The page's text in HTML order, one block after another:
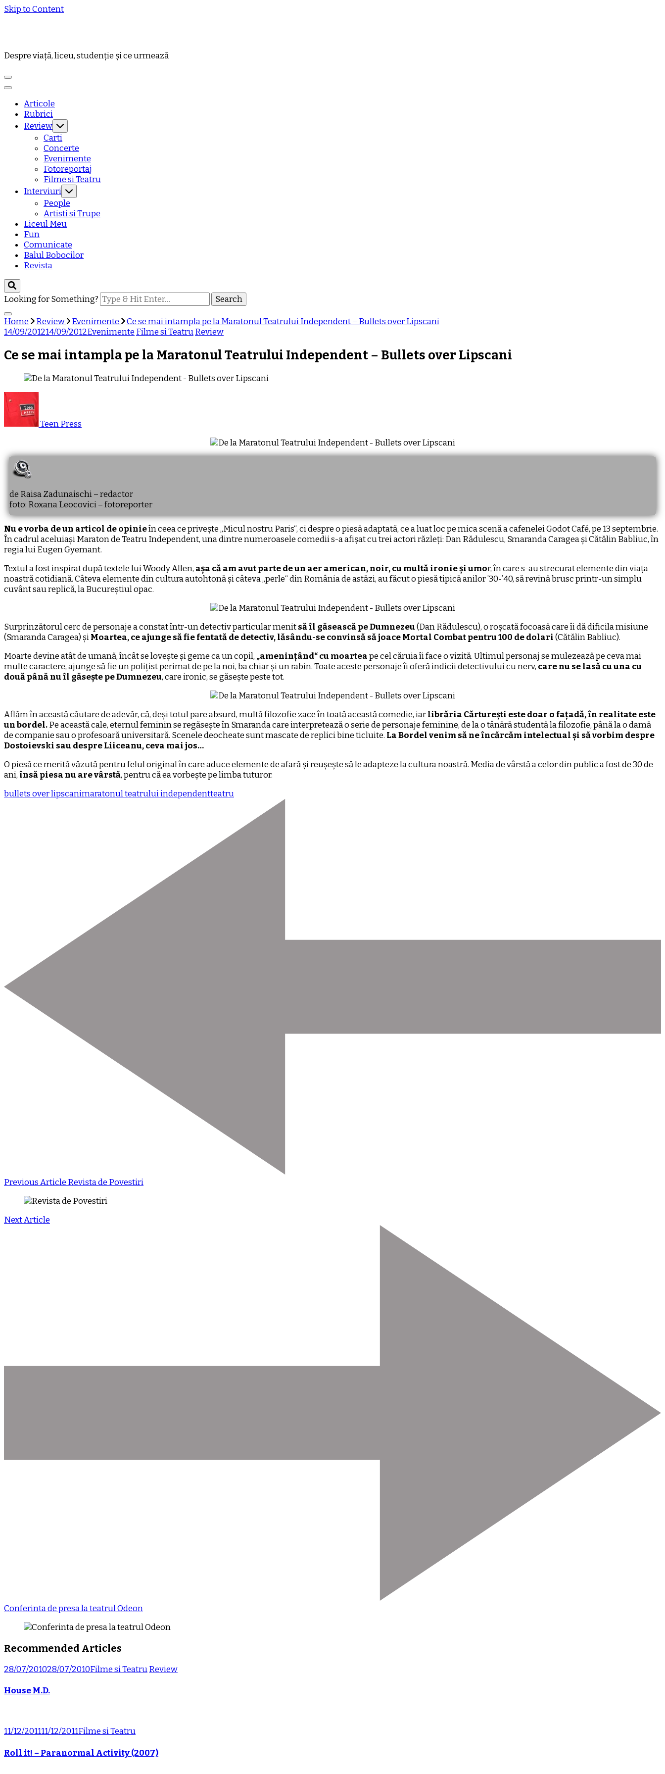
Skip to Content
Despre viață, liceu, studenție și ce urmează
Articole
Rubrici
Review
Carti
Concerte
Evenimente
Fotoreportaj
Filme si Teatru
Interviuri
People
Artisti si Trupe
Liceul Meu
Fun
Comunicate
Balul Bobocilor
Revista
Looking for Something?
Home Review Evenimente
Ce se mai intampla pe la Maratonul Teatrului Independent – Bullets over Lipscani
14/09/201214/09/2012Evenimente Filme si TeatruReview
Ce se mai intampla pe la Maratonul Teatrului Independent – Bullets over Lipscani
Teen Press
de Raisa Zadunaischi – redactor
foto: Roxana Leocovici – fotoreporter
Nu e vorba de un articol de opinieîn ceea ce privește „Micul nostru Paris“, ci despre o piesă adaptată, ce a luat loc pe mica scenă a cafenelei Godot Café, pe 13 septembrie.
În cadrul aceluiași Maraton de Teatru Independent, una dintre numeroasele comedii s-a afișat cu trei actori răzleți: Dan Rădulescu, Smaranda Caragea și Cătălin Babliuc, în
regia lui Eugen Gyemant.
Textul a fost inspirat după textele lui Woody Allen, așa că am avut parte de un aer american, noir, cu multă ironie și umor, în care s-au strecurat elemente din viața
noastră cotidiană. Câteva elemente din cultura autohtonă și câteva „perle“ din România de astăzi, au făcut o piesă tipică anilor ’30-’40, să revină brusc printr-un simplu
cuvânt sau replică, la Bucureștiul opac.
Surprinzătorul cerc de personaje a constat într-un detectiv particular menitsă îl găsească pe Dumnezeu(Dan Rădulescu), o roșcată focoasă care îi dă dificila misiune
(Smaranda Caragea) șiMoartea, ce ajunge să fie fentată de detectiv, lăsându-se convinsă să joace Mortal Combat pentru 100 de dolari(Cătălin Babliuc).
Moarte devine atât de umană, încât se lovește și geme ca un copil, „amenințând“ cu moarteape cel căruia îi face o vizită. Ultimul personaj se mulezează pe ceva mai
multe caractere, ajunge să fie un polițist perimat de pe la noi, ba chiar și un rabin. Toate aceste personaje îi oferă indicii detectivului cu nerv, care nu se lasă cu una cu
două până nu îl găsește pe Dumnezeu, care ironic, se găsește peste tot.
Aflăm în această căutare de adevăr, că, deși totul pare absurd, multă filozofie zace în toată această comedie, iarlibrăria Cărturești este doar o fațadă, în realitate este
un bordel.Pe această cale, eternul feminin se regăsește în Smaranda care interpretează o serie de personaje feminine, de la o tânără studentă la filozofie, până la o damă
de companie sau o profesoară universitară. Scenele deocheate sunt mascate de replici bine ticluite. La Bordel venim să ne încărcăm intelectual și să vorbim despre
Dostoievski sau despre Liiceanu, ceva mai jos…
O piesă ce merită văzută pentru felul original în care aduce elemente de afară și reușește să le adapteze la cultura noastră. Media de vârstă a celor din public a fost de 30 de
ani,însă piesa nu are vârstă, pentru că ea vorbește pe limba tuturor.
bullets over lipscanimaratonul teatrului independentteatru
Previous Article Revista de Povestiri
Next Article
Conferinta de presa la teatrul Odeon
Recommended Articles
28/07/201028/07/2010Filme si TeatruReview
House M.D.
11/12/201111/12/2011Filme si Teatru
Roll it! – Paranormal Activity (2007)